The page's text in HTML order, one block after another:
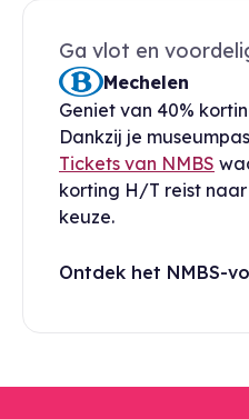
Ga vlot en
Mechelen
Geniet van 40%
Dankzij je
Tickets van NMBS
korting H/T reist
keuze.
Ontdek het NMBS-